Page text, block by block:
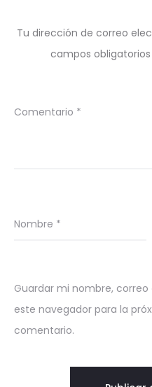
Tu dirección de correo
campos
Comentario *
Nombre *
Guardar mi nombre,
este navegador para la
comentario.